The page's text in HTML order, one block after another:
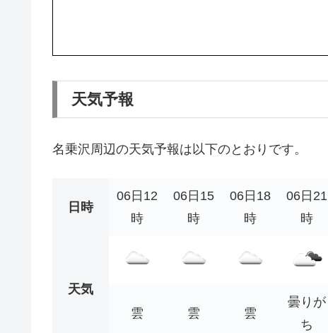
天気予報
名乗沢周辺の天気予報は以下のとおりです。
日時
06日12
時
06日15
時
06日18
時
06日21
時
天気
雲
雲 雲
曇りが
ち